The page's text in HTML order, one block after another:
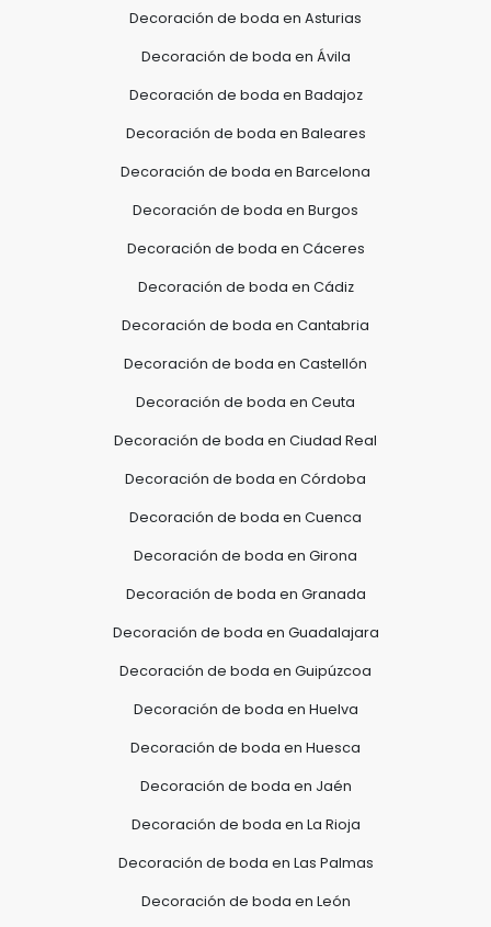
Decoración de boda en Asturias
Decoración de boda en Ávila
Decoración de boda en Badajoz
Decoración de boda en Baleares
Decoración de boda en Barcelona
Decoración de boda en Burgos
Decoración de boda en Cáceres
Decoración de boda en Cádiz
Decoración de boda en Cantabria
Decoración de boda en Castellón
Decoración de boda en Ceuta
Decoración de boda en Ciudad Real
Decoración de boda en Córdoba
Decoración de boda en Cuenca
Decoración de boda en Girona
Decoración de boda en Granada
Decoración de boda en Guadalajara
Decoración de boda en Guipúzcoa
Decoración de boda en Huelva
Decoración de boda en Huesca
Decoración de boda en Jaén
Decoración de boda en La Rioja
Decoración de boda en Las Palmas
Decoración de boda en León